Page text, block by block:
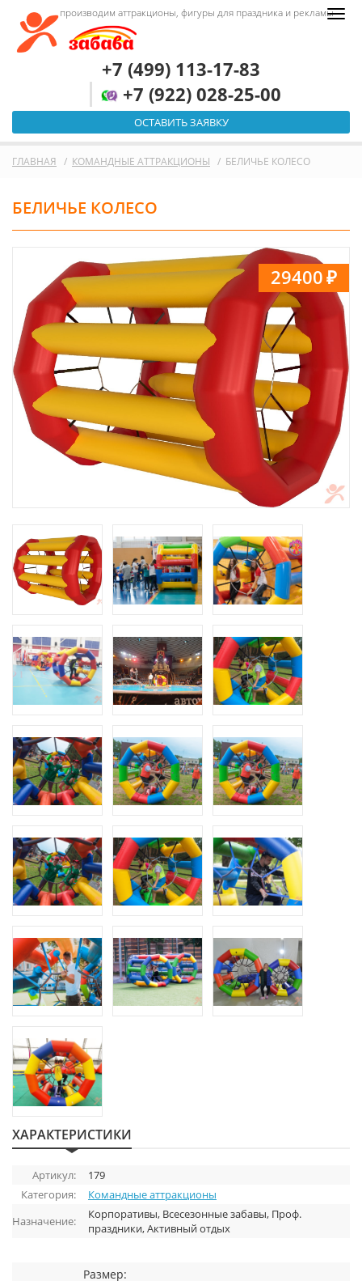
производим аттракционы, фигуры для праздника и рекламы
+7 (499) 113-17-83
+7 (922) 028-25-00
ОСТАВИТЬ ЗАЯВКУ
ГЛАВНАЯ КОМАНДНЫЕ АТТРАКЦИОНЫ БЕЛИЧЬЕ КОЛЕСО
БЕЛИЧЬЕ КОЛЕСО
29400₽
ХАРАКТЕРИСТИКИ
Артикул:
179
Категория:
Командные аттракционы
Назначение:
Корпоративы, Всесезонные забавы, Проф.
праздники, Активный отдых
Размер: